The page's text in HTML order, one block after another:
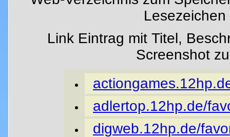
Link Eintrag mit Titel,
Screenshot
adlertop.12hp.de/
digweb.12hp.de/